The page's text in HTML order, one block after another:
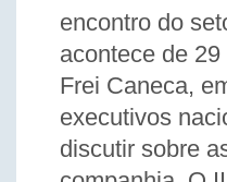
encontro do
acontece de
Frei Caneca,
executivos
discutir sobre